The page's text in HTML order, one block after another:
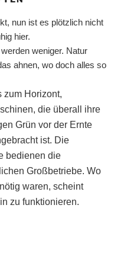
nun ist es plötzlich nicht
hier.
weniger. Natur
ahnen, wo doch alles so
zum Horizont,
die überall ihre
Grün vor der Ernte
ist. Die
bedienen die
Großbetriebe. Wo
waren, scheint
zu funktionieren.